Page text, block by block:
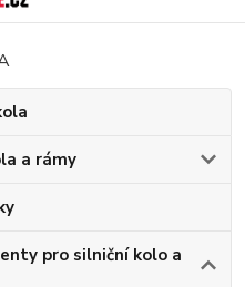
a rámy
pro silniční kolo a